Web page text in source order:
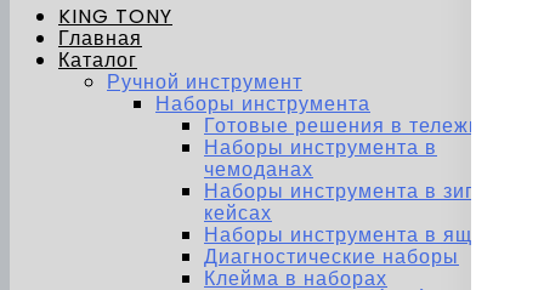
KING TONY
Главная
Каталог
Ручной инструмент
Наборы инструмента
Готовые решения в тележках
Наборы инструмента в
чемоданах
Наборы инструмента в зип-
кейсах
Наборы инструмента в ящиках
Диагностические наборы
Клейма в наборах